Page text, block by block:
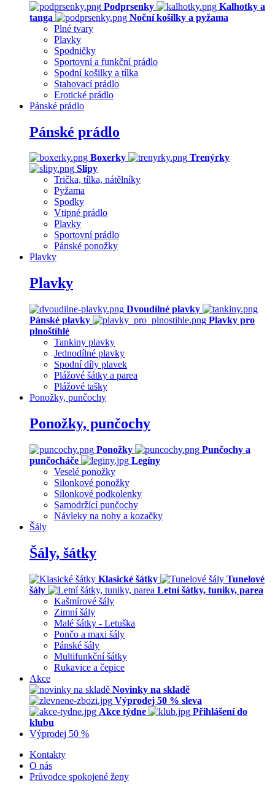
Podprsenky
Kalhotky a
tanga
Noční košilky a pyžama
Plné tvary
Plavky
Spodničky
Sportovní a funkční prádlo
Spodní košilky a tílka
Stahovací prádlo
Erotické prádlo
Pánské prádlo
Pánské prádlo
Boxerky
Trenýrky
Slipy
Trička, tílka, nátělníky
Pyžama
Spodky
Vtipné prádlo
Plavky
Sportovní prádlo
Pánské ponožky
Plavky
Plavky
Dvoudílné plavky
Pánské plavky
Plavky pro
plnoštíhlé
Tankiny plavky
Jednodílné plavky
Spodní díly plavek
Plážové šátky a parea
Plážové tašky
Ponožky, punčochy
Ponožky, punčochy
Ponožky
Punčochy a
punčocháče
Legíny
Veselé ponožky
Silonkové ponožky
Silonkové podkolenky
Samodržící punčochy
Návleky na nohy a kozačky
Šály
Šály, šátky
Klasické šátky
Tunelové
šály
Letní šátky, tuniky, parea
Kašmírové šály
Zimní šály
Malé šátky - Letuška
Pončo a maxi šály
Pánské šály
Multifunkční šátky
Rukavice a čepice
Akce
Novinky na skladě
Výprodej 50 % sleva
Akce týdne
Přihlášení do
klubu
Výprodej 50 %
Kontakty
O nás
Průvodce spokojené ženy